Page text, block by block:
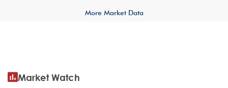
More Market Data
Market Watch